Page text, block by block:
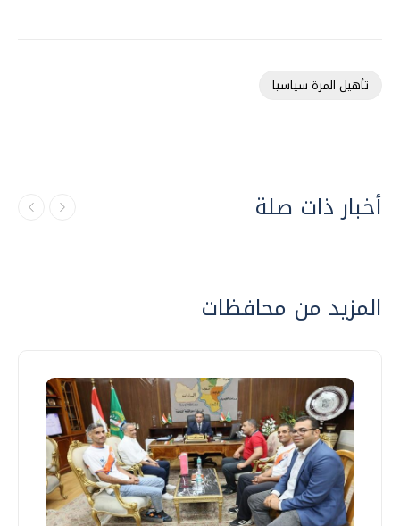
تأهيل المرة سياسيا
أخبار ذات صلة
المزيد من محافظات